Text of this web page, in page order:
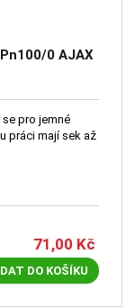
0 AJAX
pro jemné
práci mají sek až
71,00 Kč
DO KOŠÍKU